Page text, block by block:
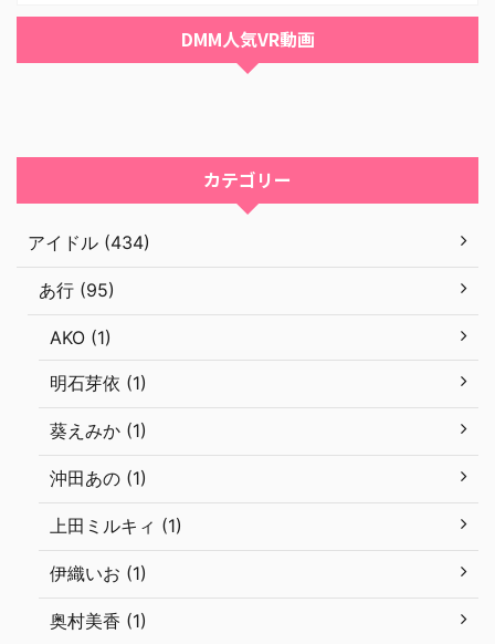
DMM人気VR動画
カテゴリー
アイドル (434)
あ行 (95)
AKO (1)
明石芽依 (1)
葵えみか (1)
沖田あの (1)
上田ミルキィ (1)
伊織いお (1)
奥村美香 (1)